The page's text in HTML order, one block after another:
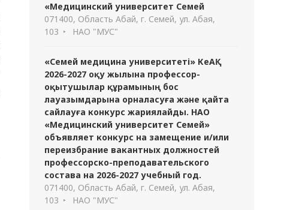
«Медицинский университет Семей
071400, Область Абай, г. Семей, ул. Абая,
103
НАО "МУС"
«Семей медицина университеті» КеАҚ
2026-2027 оқу жылына профессор-
оқытушылар құрамының бос
лауазымдарына орналасуға және қайта
сайлауға конкурс жариялайды. НАО
«Медицинский университет Семей»
объявляет конкурс на замещение и/или
переизбрание вакантных должностей
профессорско-преподавательского
состава на 2026-2027 учебный год.
071400, Область Абай, г. Семей, ул. Абая,
103
НАО "МУС"